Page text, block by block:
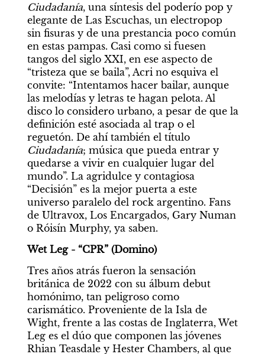
Ciudadanía, una síntesis del poderío pop y
elegante de Las Escuchas, un electropop
sin fisuras y de una prestancia poco común
en estas pampas. Casi como si fuesen
tangos del siglo XXI, en ese aspecto de
“tristeza que se baila”, Acri no esquiva el
convite: “Intentamos hacer bailar, aunque
las melodías y letras te hagan pelota. Al
disco lo considero urbano, a pesar de que la
definición esté asociada al trap o el
reguetón. De ahí también el título
Ciudadanía; música que pueda entrar y
quedarse a vivir en cualquier lugar del
mundo”. La agridulce y contagiosa
“Decisión” es la mejor puerta a este
universo paralelo del rock argentino. Fans
de Ultravox, Los Encargados, Gary Numan
o Róisín Murphy, ya saben.
Wet Leg - “CPR” (Domino)
Tres años atrás fueron la sensación
británica de 2022 con su álbum debut
homónimo, tan peligroso como
carismático. Proveniente de la Isla de
Wight, frente a las costas de Inglaterra, Wet
Leg es el dúo que componen las jóvenes
Rhian Teasdale y Hester Chambers, al que